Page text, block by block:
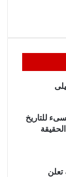
للتاريخ
تعلن